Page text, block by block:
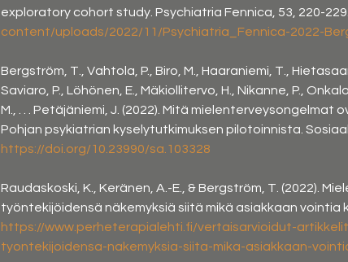
exploratory cohort study. Psychiatria Fennica, 53, 220-229.
content/uploads/2022/11/Psychiatria_Fennica-2022-
Bergström, T., Vahtola, P., Biro, M., Haaraniemi, T.,
Saviaro, P., Löhönen, E., Mäkiollitervo, H., Nikanne, P.,
M., . . . Petäjäniemi, J. (2022). Mitä
Pohjan psykiatrian kyselytutkimuksen pilotoinnista.
https://doi.org/10.23990/sa.103328
Raudaskoski, K., Keränen, A.-E., & Bergström, T. (2022).
työntekijöidensä näkemyksiä siitä mikä asiakkaan vointia
https://www.perheterapialehti.fi/vertaisarvioidut-
tyontekijoidensa-nakemyksia-siita-mika-asiakkaan-